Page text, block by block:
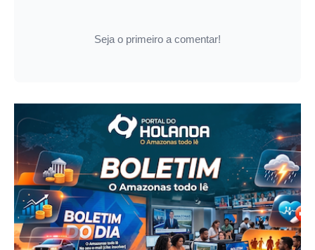
Seja o primeiro a comentar!